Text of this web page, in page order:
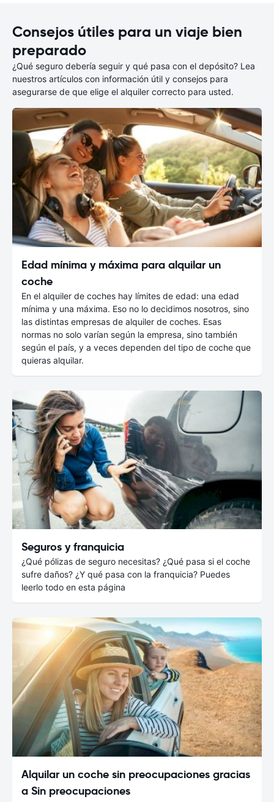
Consejos útiles para un viaje bien
preparado
¿Qué seguro debería seguir y qué pasa con el depósito? Lea
nuestros artículos con información útil y consejos para
asegurarse de que elige el alquiler correcto para usted.
Edad mínima y máxima para alquilar un
coche
En el alquiler de coches hay límites de edad: una edad
mínima y una máxima. Eso no lo decidimos nosotros, sino
las distintas empresas de alquiler de coches. Esas
normas no solo varían según la empresa, sino también
según el país, y a veces dependen del tipo de coche que
quieras alquilar.
Seguros y franquicia
¿Qué pólizas de seguro necesitas? ¿Qué pasa si el coche
sufre daños? ¿Y qué pasa con la franquicia? Puedes
leerlo todo en esta página
Alquilar un coche sin preocupaciones gracias
a Sin preocupaciones